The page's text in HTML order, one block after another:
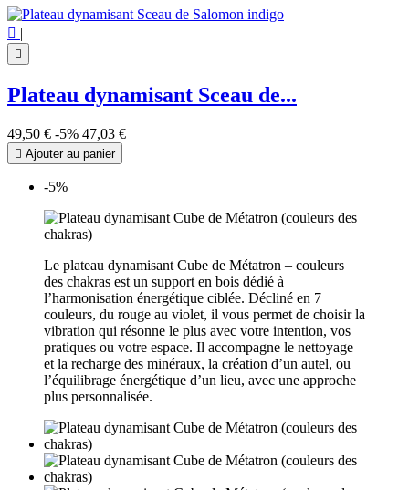
 |

Plateau dynamisant Sceau de...
49,50 € -5% 47,03 €
 Ajouter au panier
-5%
Le plateau dynamisant Cube de Métatron – couleurs
des chakras est un support en bois dédié à
l’harmonisation énergétique ciblée. Décliné en 7
couleurs, du rouge au violet, il vous permet de choisir la
vibration qui résonne le plus avec votre intention, vos
pratiques ou votre espace. Il accompagne le nettoyage
et la recharge des minéraux, la création d’un autel, ou
l’équilibrage énergétique d’un lieu, avec une approche
plus personnalisée.